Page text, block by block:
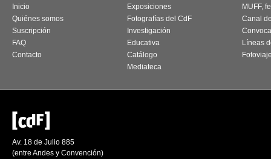
Inicio
Quiénes somos
Suscripción
FAQ
Contacto
Exposiciones
Fotografías del CdF
Investigación
Educativa
Catálogo
Mediateca
MUFF,
Canal
Líneas
Av. 18 de Julio 885
(entre Andes y Convención)